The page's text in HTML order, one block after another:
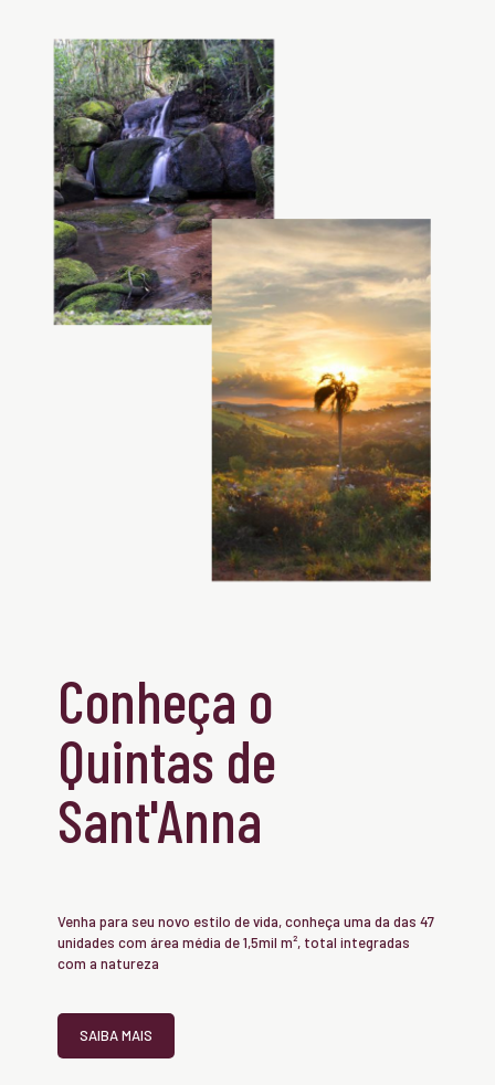
Conheça o
Quintas de
Sant'Anna
Venha para seu novo estilo de vida, conheça uma da das 47
unidades com área média de 1,5mil m², total integradas
com a natureza
SAIBA MAIS